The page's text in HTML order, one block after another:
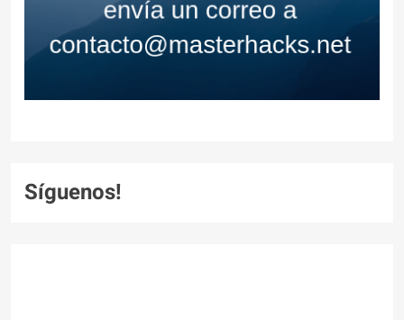
Síguenos!